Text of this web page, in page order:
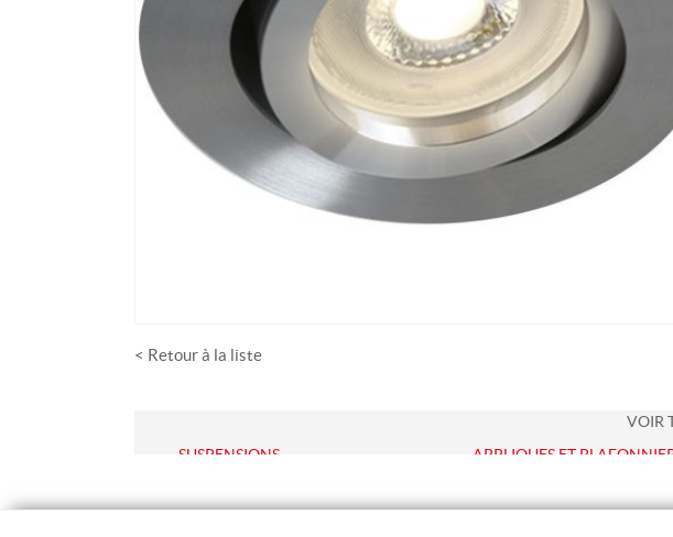
< Retour à la liste
VOIR
SUSPENSIONS
APPLIQUES ET